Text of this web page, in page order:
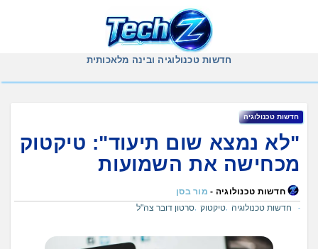
חדשות טכנולוגיה ובינה מלאכותית
חדשות טכנולוגיה
"לא נמצא שום תיעוד": טיקטוק
מכחישה את השמועות
חדשות טכנולוגיה - מור בסן
חדשות טכנולוגיה
טיקטוק סרטון דובר צה"ל